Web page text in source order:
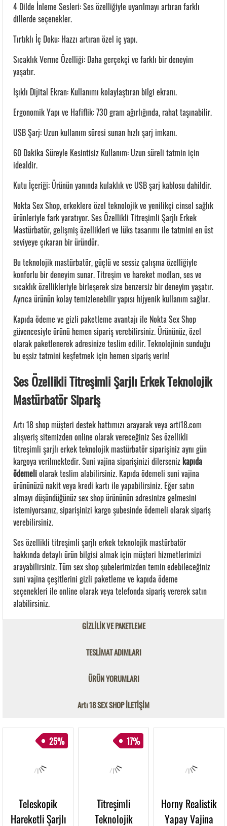
4 Dilde İnleme Sesleri: Ses özelliğiyle uyarılmayı artıran farklı
dillerde seçenekler.
Tırtıklı İç Doku: Hazzı artıran özel iç yapı.
Sıcaklık Verme Özelliği: Daha gerçekçi ve farklı bir deneyim
yaşatır.
Işıklı Dijital Ekran: Kullanımı kolaylaştıran bilgi ekranı.
Ergonomik Yapı ve Hafiflik: 730 gram ağırlığında, rahat taşınabilir.
USB Şarj: Uzun kullanım süresi sunan hızlı şarj imkanı.
60 Dakika Süreyle Kesintisiz Kullanım: Uzun süreli tatmin için
idealdir.
Kutu İçeriği: Ürünün yanında kulaklık ve USB şarj kablosu dahildir.
Nokta Sex Shop, erkeklere özel teknolojik ve yenilikçi cinsel sağlık
ürünleriyle fark yaratıyor. Ses Özellikli Titreşimli Şarjlı Erkek
Mastürbatör, gelişmiş özellikleri ve lüks tasarımı ile tatmini en üst
seviyeye çıkaran bir üründür.
Bu teknolojik mastürbatör, güçlü ve sessiz çalışma özelliğiyle
konforlu bir deneyim sunar. Titreşim ve hareket modları, ses ve
sıcaklık özellikleriyle birleşerek size benzersiz bir deneyim yaşatır.
Ayrıca ürünün kolay temizlenebilir yapısı hijyenik kullanım sağlar.
Kapıda ödeme ve gizli paketleme avantajı ile Nokta Sex Shop
güvencesiyle ürünü hemen sipariş verebilirsiniz. Ürününüz, özel
olarak paketlenerek adresinize teslim edilir. Teknolojinin sunduğu
bu eşsiz tatmini keşfetmek için hemen sipariş verin!
Ses Özellikli Titreşimli Şarjlı Erkek Teknolojik
Mastürbatör Sipariş
Artı 18 shop müşteri destek hattımızı arayarak veya arti18.com
alışveriş sitemizden online olarak vereceğiniz Ses özellikli
titreşimli şarjlı erkek teknolojik mastürbatör siparişiniz aynı gün
kargoya verilmektedir. Suni vajina siparişinizi dilerseniz kapıda
ödemeliolarak teslim alabilirsiniz. Kapıda ödemeli suni vajina
ürününüzü nakit veya kredi kartı ile yapabilirsiniz. Eğer satın
almayı düşündüğünüz sex shop ürününün adresinize gelmesini
istemiyorsanız, siparişinizi kargo şubesinde ödemeli olarak sipariş
verebilirsiniz.
Ses özellikli titreşimli şarjlı erkek teknolojik mastürbatör
hakkında detaylı ürün bilgisi almak için müşteri hizmetlerimizi
arayabilirsiniz. Tüm sex shop şubelerimizden temin edebileceğiniz
suni vajina çeşitlerini gizli paketleme ve kapıda ödeme
seçenekleri ile online olarak veya telefonda sipariş vererek satın
alabilirsiniz.
GİZLİLİK VE PAKETLEME
TESLİMAT ADIMLARI
ÜRÜN YORUMLARI
Artı 18 SEX SHOP İLETİŞİM
Teleskopik
Hareketli Şarjlı
25%
Titreşimli
Teknolojik
17%
Horny Realistik
Yapay Vajina